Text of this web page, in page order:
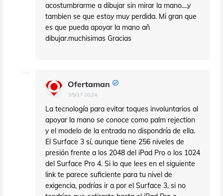
acostumbrarme a dibujar sin mirar la mano....y
tambien se que estoy muy perdida. Mi gran que
es que pueda apoyar la mano añ
dibujar.muchisimas Gracias
Ofertaman
3/5/17 20:24
La tecnología para evitar toques involuntarios al
apoyar la mano se conoce como palm rejection
y el modelo de la entrada no dispondría de ella.
El Surface 3 sí, aunque tiene 256 niveles de
presión frente a los 2048 del iPad Pro o los 1024
del Surface Pro 4. Si lo que lees en el siguiente
link te parece suficiente para tu nivel de
exigencia, podrías ir a por el Surface 3, si no